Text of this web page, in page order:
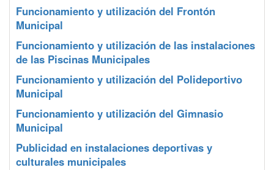
Funcionamiento y utilización del Frontón
Municipal
Funcionamiento y utilización de las instalaciones
de las Piscinas Municipales
Funcionamiento y utilización del Polideportivo
Municipal
Funcionamiento y utilización del Gimnasio
Municipal
Publicidad en instalaciones deportivas y
culturales municipales